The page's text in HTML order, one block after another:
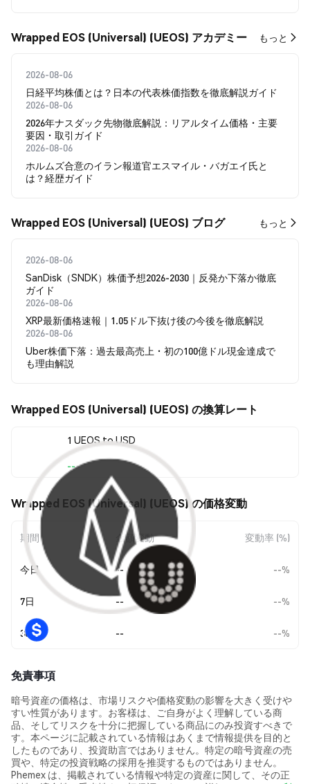
Wrapped EOS (Universal) (UEOS) アカデミー もっと
2026-08-06
日経平均株価とは？日本の代表株価指数を徹底解説ガイド
2026-08-06
2026年ナスダック先物徹底解説：リアルタイム価格・主要
要因・取引ガイド
2026-08-06
ホルムズ合意のイラン報道官エスマイル・バガエイ氏と
は？経歴ガイド
Wrapped EOS (Universal) (UEOS) ブログ もっと
2026-08-06
SanDisk（SNDK）株価予想2026-2030｜反発か下落か徹底
ガイド
2026-08-06
XRP最新価格速報｜1.05ドル下抜け後の今後を徹底解説
2026-08-06
Uber株価下落：過去最高売上・初の100億ドル現金達成で
も理由解説
Wrapped EOS (Universal) (UEOS) の換算レート
1 UEOS to USD
--
Wrapped EOS (Universal) (UEOS) の価格変動
期間 金額変動 変動率 (%)
今日 -- --%
7日 -- --%
30日 -- --%
免責事項
暗号資産の価格は、市場リスクや価格変動の影響を大きく受けや
すい性質があります。お客様は、ご自身がよく理解している商
品、そしてリスクを十分に把握している商品にのみ投資すべきで
す。本ページに記載されている情報はあくまで情報提供を目的と
したものであり、投資助言ではありません。特定の暗号資産の売
買や、特定の投資戦略の採用を推奨するものではありません。
Phemex は、掲載されている情報や特定の資産に関して、その正